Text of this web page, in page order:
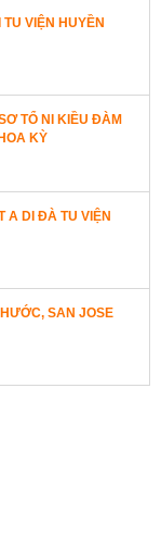
VIỆN HUYỀN
TỔ NI KIỀU ĐÀM
KỲ
A DI ĐÀ TU VIỆN
SAN JOSE